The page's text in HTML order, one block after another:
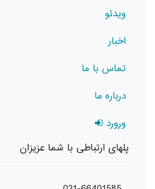
ویدئو
اخبار
تماس با ما
درباره ما
ورورد
پلهای ارتباطی با شما عزیزان